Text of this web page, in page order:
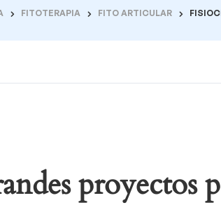
FITOTERAPIA FITO ARTICULAR
proyectos